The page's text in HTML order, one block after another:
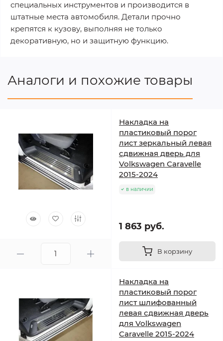
специальных инструментов и производится в
штатные места автомобиля. Детали прочно
крепятся к кузову, выполняя не только
декоративную, но и защитную функцию.
Аналоги и похожие товары
Накладка на
пластиковый порог
лист зеркальный левая
сдвижная дверь для
Volkswagen Caravelle
2015-2024
в наличии
1 863 руб.
В корзину
Накладка на
пластиковый порог
лист шлифованный
левая сдвижная дверь
для Volkswagen
Caravelle 2015-2024